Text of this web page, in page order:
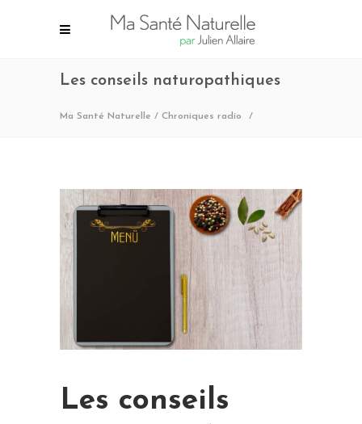
Les conseils naturopathiques
Ma Santé Naturelle / Chroniques radio /
Les conseils